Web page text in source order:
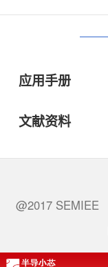
应用手册
文献资料
@2017 SEMIEE